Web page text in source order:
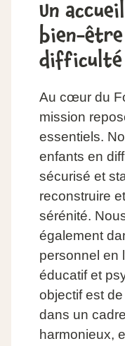
Un
bien-être
difficulté
Au cœur du
mission
essentiels.
enfants en
sécurisé et
reconstruire
sérénité.
également
personnel en
éducatif et
objectif est
dans un
harmonieux,